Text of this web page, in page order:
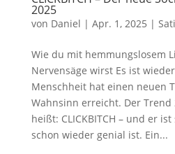
2025
von Daniel | Apr. 1, 2025 |
Wie du mit hemmungslosem
Nervensäge wirst Es ist
Menschheit hat einen neuen
Wahnsinn erreicht. Der Trend
heißt: CLICKBITCH – und er
schon wieder genial ist. Ein...